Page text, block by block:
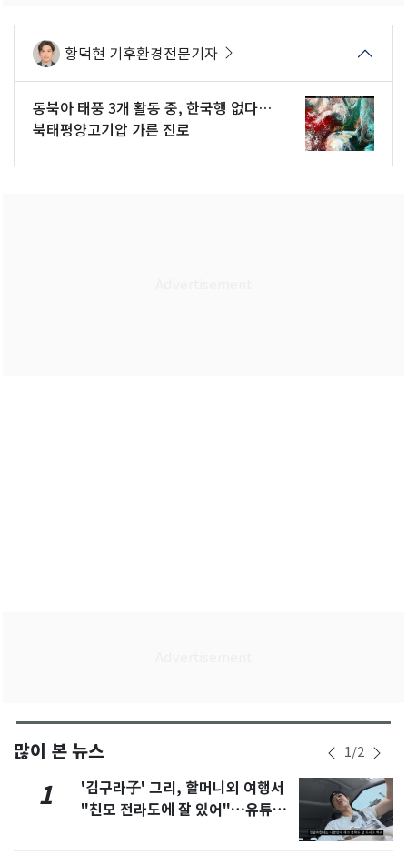
황덕현 기후환경전문기자
동북아 태풍 3개 활동 중, 한국행 없다…
북태평양고기압 가른 진로
많이 본 뉴스 1/2
1
'김구라子' 그리, 할머니외 여행서
"친모 전라도에 잘 있어"…유튜브